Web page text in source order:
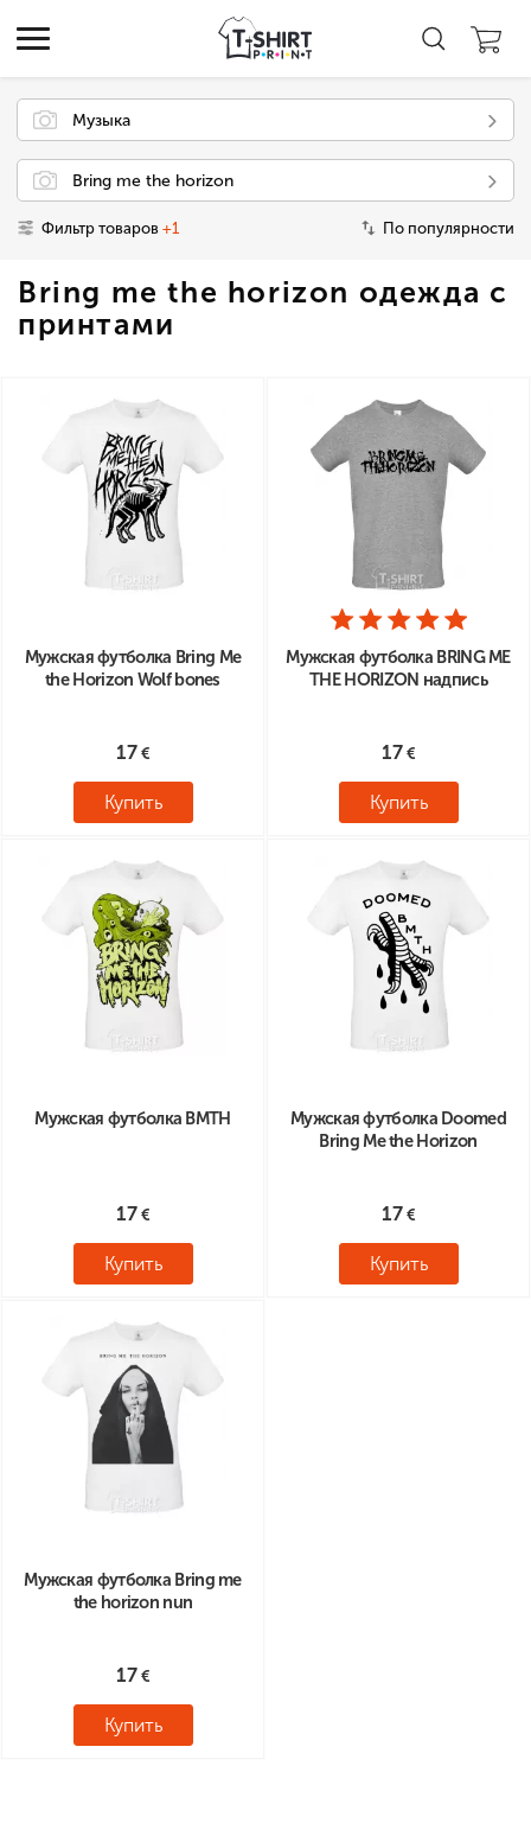
Музыка
Bring me the horizon
Фильтр товаров +1 По популярности
Bring me the horizon одежда с
принтами
Мужская футболка Bring Me
the Horizon Wolf bones
17
Купить
Мужская футболка BRING ME
THE HORIZON надпись
17
Купить
Мужская футболка BMTH
17
Купить
Мужская футболка Doomed
Bring Me the Horizon
17
Купить
Мужская футболка Bring me
the horizon nun
17
Купить